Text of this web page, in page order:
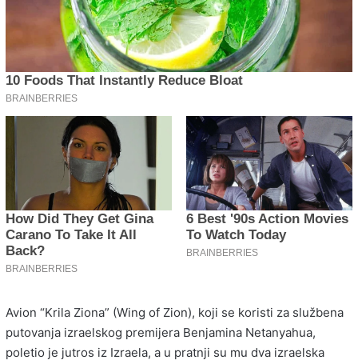
Avion “Krila Ziona” (Wing of Zion), koji se koristi za službena
putovanja izraelskog premijera Benjamina Netanyahua,
poletio je jutros iz Izraela, a u pratnji su mu dva izraelska